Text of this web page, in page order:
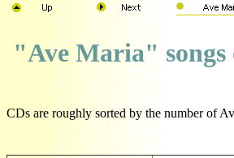
"Ave Maria" songs
CDs are roughly sorted by the number of